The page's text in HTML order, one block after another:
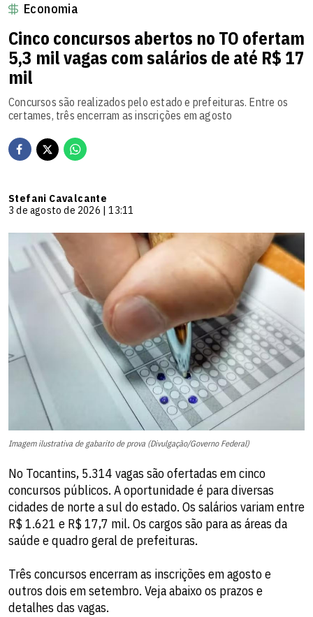
Economia
Cinco concursos abertos no TO ofertam
5,3 mil vagas com salários de até R$ 17
mil
Concursos são realizados pelo estado e prefeituras. Entre os
certames, três encerram as inscrições em agosto
Stefani Cavalcante
3 de agosto de 2026 | 13:11
Imagem ilustrativa de gabarito de prova (Divulgação/Governo Federal)
No Tocantins, 5.314 vagas são ofertadas em cinco
concursos públicos. A oportunidade é para diversas
cidades de norte a sul do estado. Os salários variam entre
R$ 1.621 e R$ 17,7 mil. Os cargos são para as áreas da
saúde e quadro geral de prefeituras.
Três concursos encerram as inscrições em agosto e
outros dois em setembro. Veja abaixo os prazos e
detalhes das vagas.